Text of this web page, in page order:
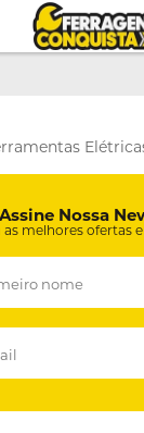
Assine Nossa
as melhores ofertas